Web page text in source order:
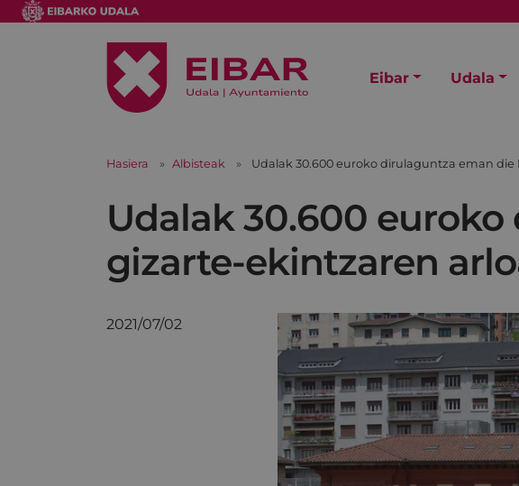
Eibar Udala
Hasiera Albisteak Udalak 30.600 euroko dirulaguntza eman
Udalak 30.600
gizarte-ekintzaren
2021/07/02